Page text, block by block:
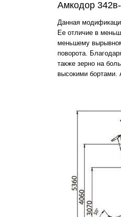
Амкодор
Данная
Ее отличие в
меньшему
поворота.
также зерно на
высокими бортами.